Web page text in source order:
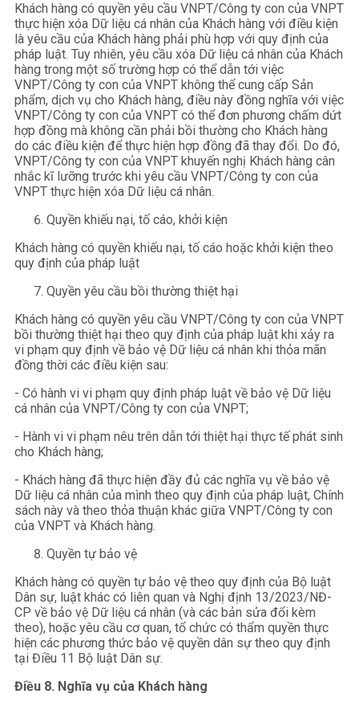
Khách hàng có quyền yêu cầu VNPT/Công ty con của VNPT
thực hiện xóa Dữ liệu cá nhân của Khách hàng với điều kiện
là yêu cầu của Khách hàng phải phù hợp với quy định của
pháp luật. Tuy nhiên, yêu cầu xóa Dữ liệu cá nhân của Khách
hàng trong một số trường hợp có thể dẫn tới việc
VNPT/Công ty con của VNPT không thể cung cấp Sản
phẩm, dịch vụ cho Khách hàng, điều này đồng nghĩa với việc
VNPT/Công ty con của VNPT có thể đơn phương chấm dứt
hợp đồng mà không cần phải bồi thường cho Khách hàng
do các điều kiện để thực hiện hợp đồng đã thay đổi. Do đó,
VNPT/Công ty con của VNPT khuyến nghị Khách hàng cân
nhắc kĩ lưỡng trước khi yêu cầu VNPT/Công ty con của
VNPT thực hiện xóa Dữ liệu cá nhân.
Quyền khiếu nại, tố cáo, khởi kiện
Khách hàng có quyền khiếu nại, tố cáo hoặc khởi kiện theo
quy định của pháp luật
Quyền yêu cầu bồi thường thiệt hại
Khách hàng có quyền yêu cầu VNPT/Công ty con của VNPT
bồi thường thiệt hại theo quy định của pháp luật khi xảy ra
vi phạm quy định về bảo vệ Dữ liệu cá nhân khi thỏa mãn
đồng thời các điều kiện sau:
- Có hành vi vi phạm quy định pháp luật về bảo vệ Dữ liệu
cá nhân của VNPT/Công ty con của VNPT;
- Hành vi vi phạm nêu trên dẫn tới thiệt hại thực tế phát sinh
cho Khách hàng;
- Khách hàng đã thực hiện đầy đủ các nghĩa vụ về bảo vệ
Dữ liệu cá nhân của mình theo quy định của pháp luật, Chính
sách này và theo thỏa thuận khác giữa VNPT/Công ty con
của VNPT và Khách hàng.
Quyền tự bảo vệ
Khách hàng có quyền tự bảo vệ theo quy định của Bộ luật
Dân sự, luật khác có liên quan và Nghị định 13/2023/NĐ-
CP về bảo vệ Dữ liệu cá nhân (và các bản sửa đổi kèm
theo), hoặc yêu cầu cơ quan, tổ chức có thẩm quyền thực
hiện các phương thức bảo vệ quyền dân sự theo quy định
tại Điều 11 Bộ luật Dân sự.
Điều 8. Nghĩa vụ của Khách hàng